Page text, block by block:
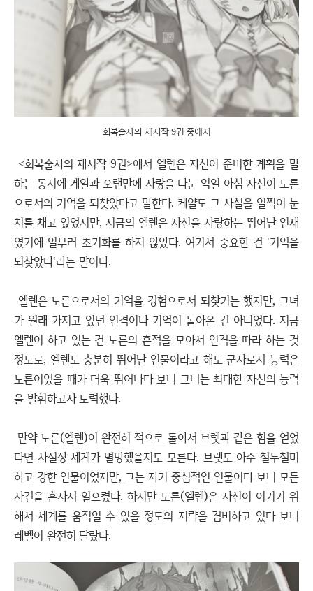
회복술사의 재시작 9권 중에서
<회복술사의 재시작 9권>에서 엘렌은 자신이 준비한 계획을 말
하는 동시에 케얄과 오랜만에 사랑을 나눈 익일 아침 자신이 노른
으로서의 기억을 되찾았다고 말한다. 케얄도 그 사실을 일찍이 눈
치를 채고 있었지만, 지금의 엘렌은 자신을 사랑하는 뛰어난 인재
였기에 일부러 초기화를 하지 않았다. 여기서 중요한 건 '기억을
되찾았다'라는 말이다.
엘렌은 노른으로서의 기억을 경험으로서 되찾기는 했지만, 그녀
가 원래 가지고 있던 인격이나 기억이 돌아온 건 아니었다. 지금
엘렌이 하고 있는 건 노른의 흔적을 모아서 인격을 따라 하는 것
정도로, 엘렌도 충분히 뛰어난 인물이라고 해도 군사로서 능력은
노른이었을 때가 더욱 뛰어나다 보니 그녀는 최대한 자신의 능력
을 발휘하고자 노력했다.
만약 노른(엘렌)이 완전히 적으로 돌아서 브렛과 같은 힘을 얻었
다면 사실상 세계가 멸망했을지도 모른다. 브렛도 아주 철두철미
하고 강한 인물이었지만, 그는 자기 중심적인 인물이다 보니 모든
사건을 혼자서 일으켰다. 하지만 노른(엘렌)은 자신이 이기기 위
해서 세계를 움직일 수 있을 정도의 지략을 겸비하고 있다 보니
레벨이 완전히 달랐다.